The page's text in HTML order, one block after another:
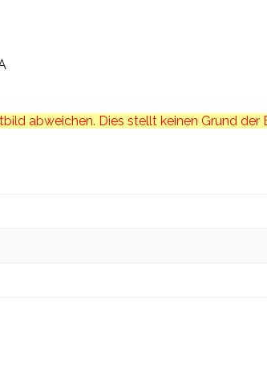
abweichen. Dies stellt keinen Grund der